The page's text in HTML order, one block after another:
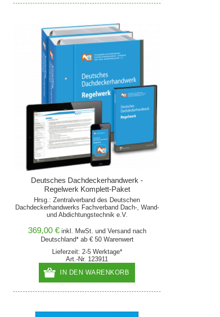
Deutsches Dachdeckerhandwerk -
Regelwerk Komplett-Paket
Hrsg.: Zentralverband des Deutschen
Dachdeckerhandwerks Fachverband Dach-, Wand-
und Abdichtungstechnik e.V.
369,00 € inkl. MwSt. und Versand nach
Deutschland* ab € 50 Warenwert
Lieferzeit: 2-5 Werktage*
Art.-Nr. 123911
IN DEN WARENKORB